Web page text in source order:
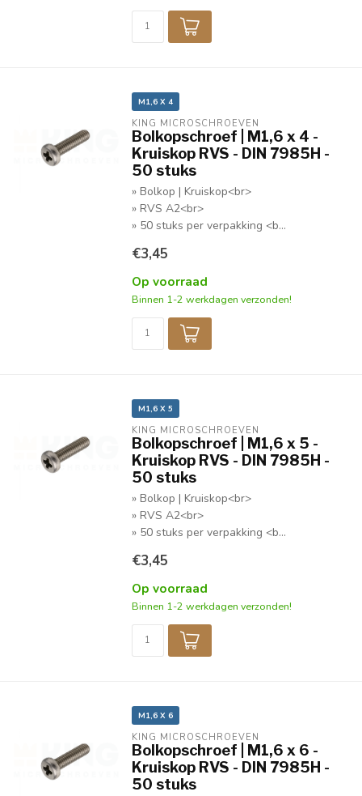
M1,6 X 4
KING MICROSCHROEVEN
Bolkopschroef | M1,6 x 4 -
Kruiskop RVS - DIN 7985H -
50 stuks
» Bolkop | Kruiskop<br>
» RVS A2<br>
» 50 stuks per verpakking <b...
€3,45
Op voorraad
Binnen 1-2 werkdagen verzonden!
M1,6 X 5
KING MICROSCHROEVEN
Bolkopschroef | M1,6 x 5 -
Kruiskop RVS - DIN 7985H -
50 stuks
» Bolkop | Kruiskop<br>
» RVS A2<br>
» 50 stuks per verpakking <b...
€3,45
Op voorraad
Binnen 1-2 werkdagen verzonden!
M1,6 X 6
KING MICROSCHROEVEN
Bolkopschroef | M1,6 x 6 -
Kruiskop RVS - DIN 7985H -
50 stuks